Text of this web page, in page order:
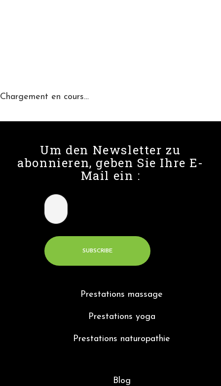
Chargement en cours…
Um den Newsletter zu
abonnieren, geben Sie Ihre E-
Mail ein :
Prestations massage
Prestations yoga
Prestations naturopathie
Blog